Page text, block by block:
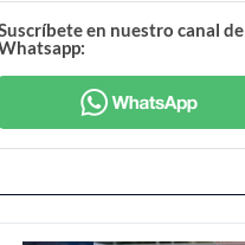
en nuestro canal de